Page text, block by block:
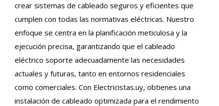
crear sistemas de cableado seguros y eficientes que
cumplen con todas las normativas eléctricas. Nuestro
enfoque se centra en la planificación meticulosa y la
ejecución precisa, garantizando que el cableado
eléctrico soporte adecuadamente las necesidades
actuales y futuras, tanto en entornos residenciales
como comerciales. Con Electricistas.uy, obtienes una
instalación de cableado optimizada para el rendimiento